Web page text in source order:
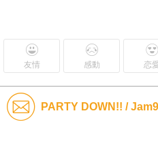
友情 感動 恋
PARTY DOWN!! /